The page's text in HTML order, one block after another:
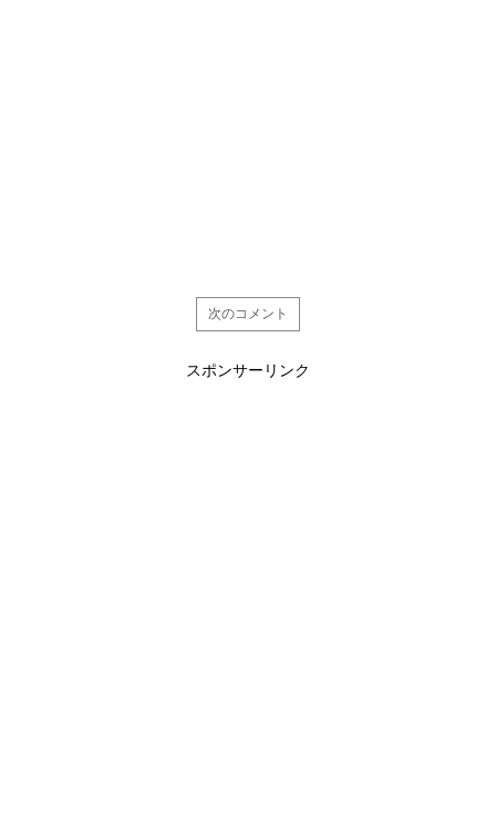
次のコメント
スポンサーリンク